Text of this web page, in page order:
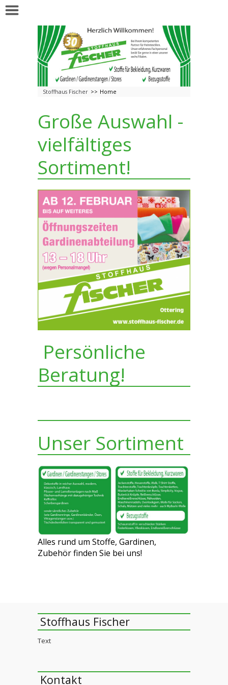
Stoffhaus Fischer Home
Große Auswahl -
vielfältiges
Sortiment!
Persönliche
Beratung!
Unser Sortiment
Alles rund um Stoffe, Gardinen,
Zubehör finden Sie bei uns!
Stoffhaus Fischer
Text
Kontakt